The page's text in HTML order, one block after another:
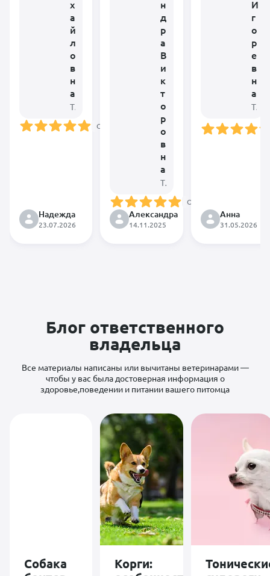
х
а
й
л
о
в
н
а
Терапевт • Диетолог • Паразитолог
Онлайн
диабетом,
будем
Надежда
23.07.2026
н
д
р
а
В
и
к
т
о
р
о
в
н
а
Терапевт • Хирург • Офтальмолог
Онлайн
Александра —
замечательный
предлагает
лучшее
решение.
профессионализму
и искренней
любви к
чувствует себя
отлично.
Огромное
спасибо за
заботу!
Александра
14.11.2025
И
г
о
р
е
в
н
а
Терапевт
приятная и
, ласковый
Анна
31.05.2026
Блог ответственного
владельца
Все материалы написаны или вычитаны ветеринарами —
чтобы у вас была достоверная информация о
здоровье,поведении и питании вашего питомца
Собака
Корги: